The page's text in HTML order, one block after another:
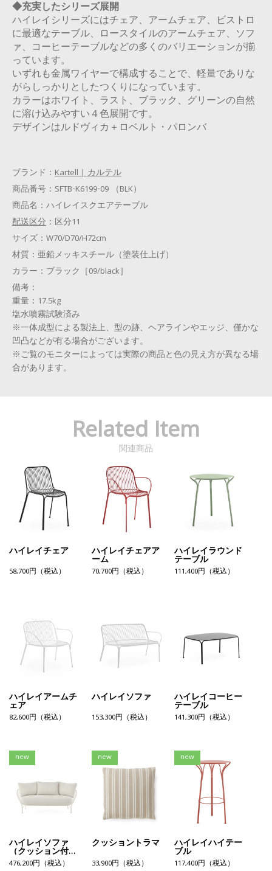
◆充実したシリーズ展開
ハイレイシリーズにはチェア、アームチェア、ビストロ
に最適なテーブル、ロースタイルのアームチェア、ソフ
ァ、コーヒーテーブルなどの多くのバリエーションが揃
っています。
いずれも金属ワイヤーで構成することで、軽量でありな
がらしっかりとしたつくりになっています。
カラーはホワイト、ラスト、ブラック、グリーンの自然
に溶け込みやすい４色展開です。
デザインはルドヴィカ＋ロベルト・パロンバ
ブランド： Kartell | カルテル
商品番号： SFTB-K6199-09 （BLK）
商品名： ハイレイスクエアテーブル
配送区分 ： 区分11
サイズ： W70/D70/H72cm
材質： 亜鉛メッキスチール（塗装仕上げ）
カラー： ブラック［09/black］
備考：
重量：17.5kg
塩水噴霧試験済み
※一体成型による製法上、型の跡、ヘアラインやエッジ、僅かな
凹凸などが有る場合がございます。
※ご覧のモニターによっては実際の商品と色の見え方が異なる場
合があります。
Related Item
関連商品
ハイレイチェア
58,700円（税込）
ハイレイチェアア
ーム
70,700円（税込）
ハイレイラウンド
テーブル
111,400円（税込）
ハイレイアームチ
ェア
82,600円（税込）
ハイレイソファ
153,300円（税込）
ハイレイコーヒー
テーブル
141,300円（税込）
new
ハイレイソファ
（クッション付
き）
476,200円（税込）
new
クッショントラマ
33,900円（税込）
new
ハイレイハイテー
ブル
117,400円（税込）